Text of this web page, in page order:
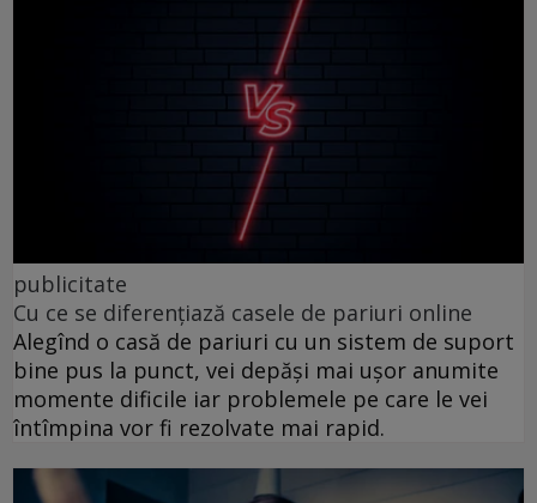
publicitate
Cu ce se diferențiază casele de pariuri online
Alegînd o casă de pariuri cu un sistem de suport
bine pus la punct, vei depăși mai ușor anumite
momente dificile iar problemele pe care le vei
întîmpina vor fi rezolvate mai rapid.